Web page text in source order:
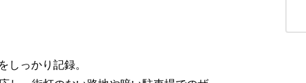
しっかり記録。